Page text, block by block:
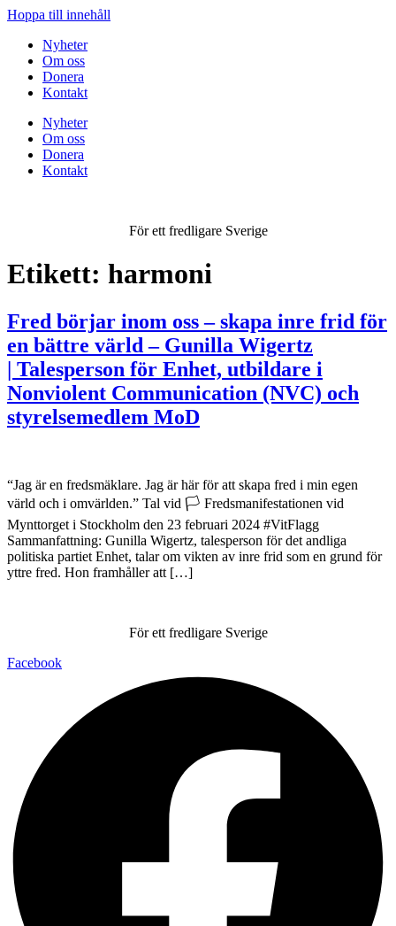
Hoppa till innehåll
Nyheter
Om oss
Donera
Kontakt
Nyheter
Om oss
Donera
Kontakt
För ett fredligare Sverige
Etikett: harmoni
Fred börjar inom oss – skapa inre frid för
en bättre värld – Gunilla Wigertz
| Talesperson för Enhet, utbildare i
Nonviolent Communication (NVC) och
styrelsemedlem MoD
“Jag är en fredsmäklare. Jag är här för att skapa fred i min egen
värld och i omvärlden.” Tal vid 🏳️ Fredsmanifestationen vid
Mynttorget i Stockholm den 23 februari 2024 #VitFlagg
Sammanfattning: Gunilla Wigertz, talesperson för det andliga
politiska partiet Enhet, talar om vikten av inre frid som en grund för
yttre fred. Hon framhåller att […]
För ett fredligare Sverige
Facebook